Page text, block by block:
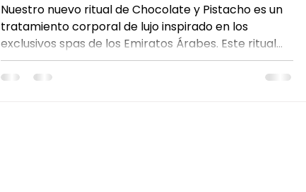
Nuestro nuevo ritual de Chocolate y Pistacho es un
tratamiento corporal de lujo inspirado en los
exclusivos spas de los Emiratos Árabes. Este ritual
combina ingredientes de alto impacto como el
chocolate cosmético, el pistacho y el oro corporal,